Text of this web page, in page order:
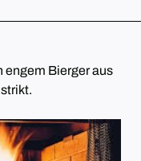
engem Bierger aus